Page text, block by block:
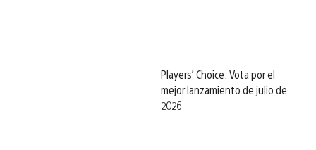
Players’ Choice: Vota por el
mejor lanzamiento de julio de
2026